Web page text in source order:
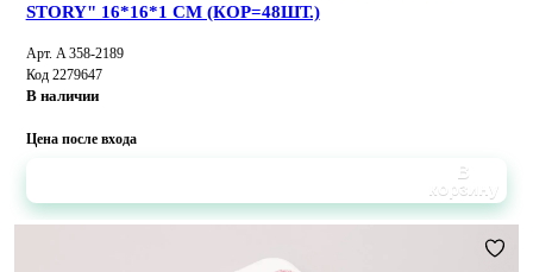
STORY" 16*16*1 СМ (КОР=48ШТ.)
Арт. A 358-2189
Код 2279647
В наличии
Цена после входа
В
корзину